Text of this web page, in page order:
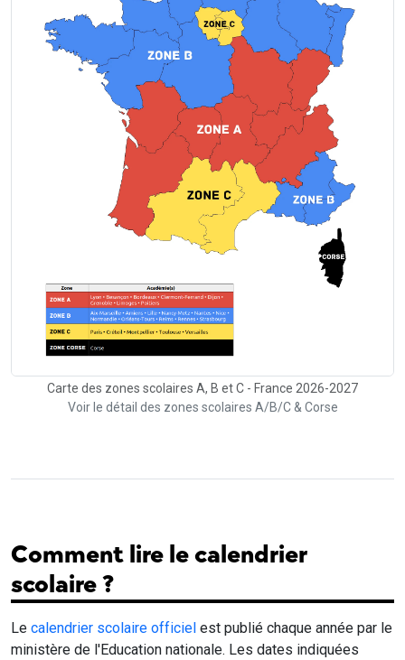
Carte des zones scolaires A, B et C - France 2026-2027
Voir le détail des zones scolaires A/B/C & Corse
Comment lire le calendrier
scolaire ?
Le calendrier scolaire officiel est publié chaque année par le
ministère de l'Education nationale. Les dates indiquées